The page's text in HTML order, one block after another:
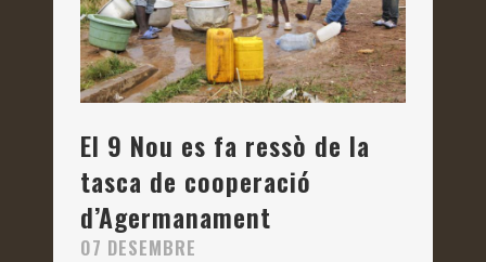
El 9 Nou es fa ressò de la
tasca de cooperació
d’Agermanament
07 DESEMBRE